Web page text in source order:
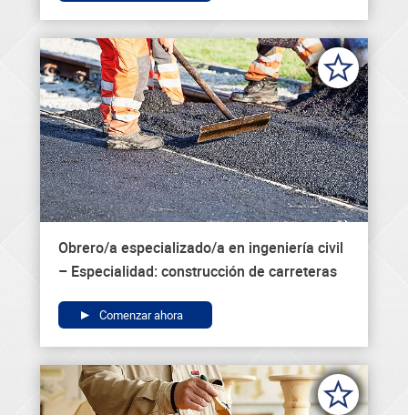
Obrero/a especializado/a en ingeniería civil
– Especialidad: construcción de carreteras
Comenzar ahora